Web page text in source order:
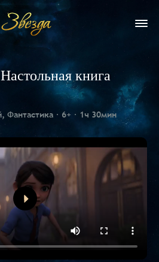
книга
Фантастика 6+ 1ч 30мин